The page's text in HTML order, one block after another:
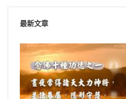
最新文章